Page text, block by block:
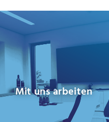
Mit uns arbeiten